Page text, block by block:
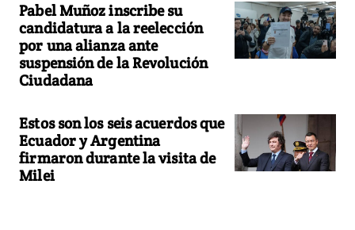
Pabel Muñoz inscribe su
candidatura a la reelección
por una alianza ante
suspensión de la Revolución
Ciudadana
Estos son los seis acuerdos que
Ecuador y Argentina
firmaron durante la visita de
Milei